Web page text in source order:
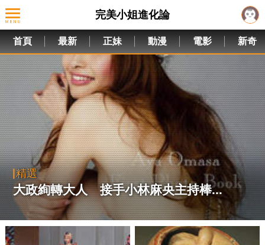
完美小姐進化論
首頁 最新 正妹 動漫 電影 新奇
精選